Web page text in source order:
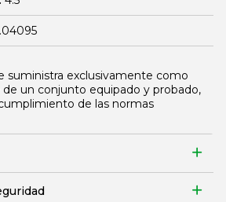
suministra exclusivamente como
un conjunto equipado y probado,
de las normas